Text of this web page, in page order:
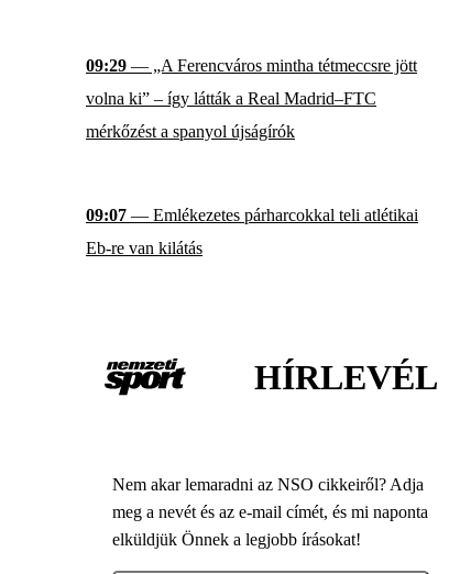
09:29 — „A Ferencváros mintha tétmeccsre jött
volna ki” – így látták a Real Madrid–FTC
mérkőzést a spanyol újságírók
09:07 — Emlékezetes párharcokkal teli atlétikai
Eb-re van kilátás
HÍRLEVÉL
Nem akar lemaradni az NSO cikkeiről? Adja
meg a nevét és az e-mail címét, és mi naponta
elküldjük Önnek a legjobb írásokat!